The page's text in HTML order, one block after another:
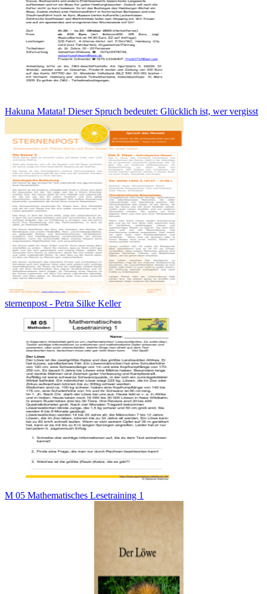
Hakuna Matata! Dieser Spruch bedeutet: Glücklich ist, wer vergisst
sternenpost - Petra Silke Keller
M 05 Mathematisches Lesetraining 1